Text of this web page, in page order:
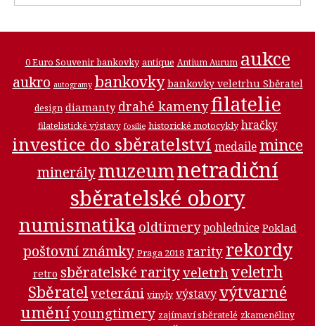
0 Euro Souvenir bankovky antique Antium Aurum aukce
aukro autogramy bankovky bankovky veletrhu Sběratel
design diamanty drahé kamenyfilatelie
filatelistické výstavy fosilie historické motocykly hračky
investice do sběratelství medaile mince
minerálymuzeumnetradiční
sběratelské obory
numismatika oldtimery pohlednice Poklad
poštovní známky Praga 2018 rarity rekordy
retro sběratelské rarityveletrhveletrh
Sběratelveteráni vinyly výstavyvýtvarné
uměníyoungtimery zajímaví sběratelé zkameněliny